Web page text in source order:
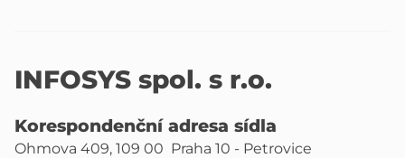
INFOSYS spol. s r.o.
Korespondenční adresa sídla
Ohmova 409, 109 00 Praha 10 - Petrovice